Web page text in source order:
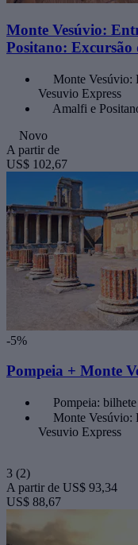
Monte Vesúvio:
Positano:
Monte Vesúvio:
Vesuvio Express
Amalfi e
Novo
A partir de
US$ 102,67
-5%
Pompeia + Monte
Pompeia:
Monte Vesúvio:
Vesuvio Express
3 (2)
A partir de US$ 93,34
US$ 88,67